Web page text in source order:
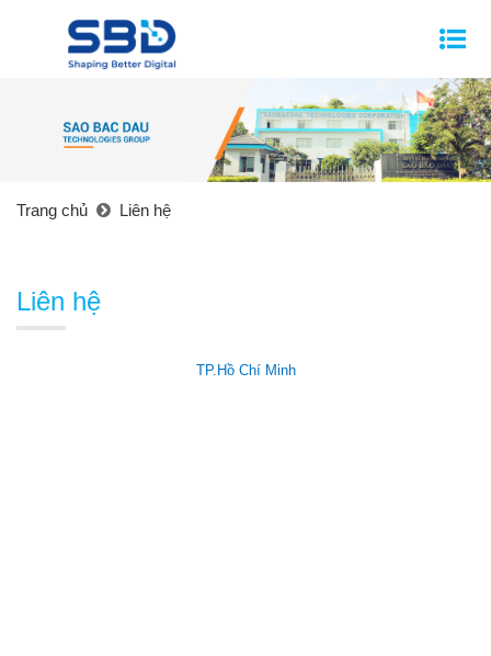
Trang chủ Liên hệ
Liên hệ
TP.Hồ Chí Minh